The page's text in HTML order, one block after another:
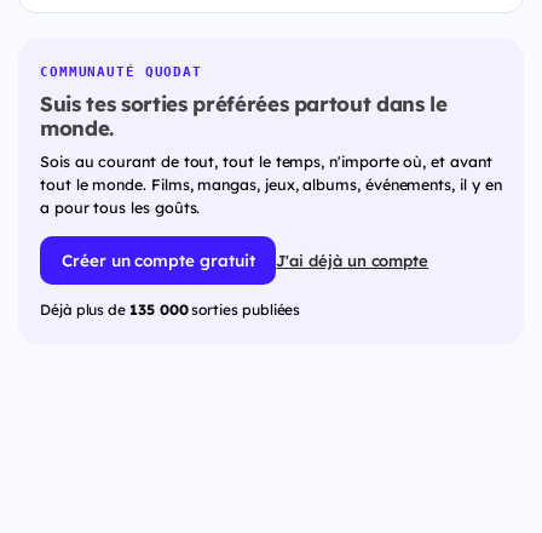
COMMUNAUTÉ QUODAT
Suis tes sorties préférées partout dans le
monde.
Sois au courant de tout, tout le temps, n'importe où, et avant
tout le monde. Films, mangas, jeux, albums, événements, il y en
a pour tous les goûts.
Créer un compte gratuit J'ai déjà un compte
Déjà plus de 135 000sorties publiées